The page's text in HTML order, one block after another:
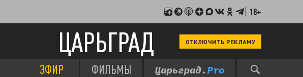
18+
ЦАРЬГРАД ОТКЛЮЧИТЬ РЕКЛАМУ
ЭФИР ФИЛЬМЫ